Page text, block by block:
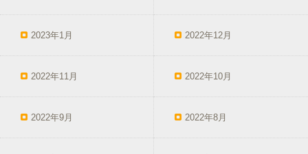
2023年1月 2022年12月
2022年11月 2022年10月
2022年9月 2022年8月